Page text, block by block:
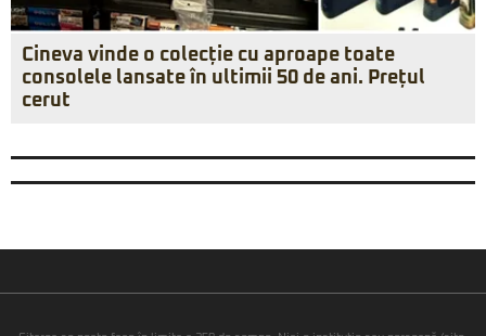
Cineva vinde o colecție cu aproape toate
consolele lansate în ultimii 50 de ani. Prețul
cerut